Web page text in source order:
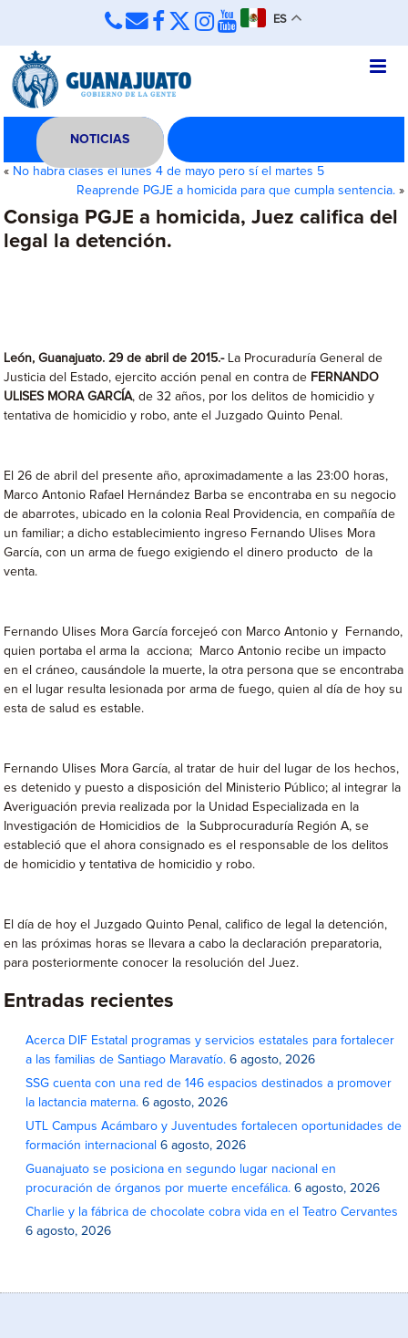
ES
NOTICIAS
« No habrá clases el lunes 4 de mayo pero sí el martes 5
Reaprende PGJE a homicida para que cumpla sentencia.»
Consiga PGJE a homicida, Juez califica del
legal la detención.
León, Guanajuato. 29 de abril de 2015.-La Procuraduría General de
Justicia del Estado, ejercito acción penal en contra de FERNANDO
ULISES MORA GARCÍA, de 32 años, por los delitos de homicidio y
tentativa de homicidio y robo, ante el Juzgado Quinto Penal.
El 26 de abril del presente año, aproximadamente a las 23:00 horas,
Marco Antonio Rafael Hernández Barba se encontraba en su negocio
de abarrotes, ubicado en la colonia Real Providencia, en compañía de
un familiar; a dicho establecimiento ingreso Fernando Ulises Mora
García, con un arma de fuego exigiendo el dinero producto de la
venta.
Fernando Ulises Mora García forcejeó con Marco Antonio y Fernando,
quien portaba el arma la acciona; Marco Antonio recibe un impacto
en el cráneo, causándole la muerte, la otra persona que se encontraba
en el lugar resulta lesionada por arma de fuego, quien al día de hoy su
esta de salud es estable.
Fernando Ulises Mora García, al tratar de huir del lugar de los hechos,
es detenido y puesto a disposición del Ministerio Público; al integrar la
Averiguación previa realizada por la Unidad Especializada en la
Investigación de Homicidios de la Subprocuraduría Región A, se
estableció que el ahora consignado es el responsable de los delitos
de homicidio y tentativa de homicidio y robo.
El día de hoy el Juzgado Quinto Penal, califico de legal la detención,
en las próximas horas se llevara a cabo la declaración preparatoria,
para posteriormente conocer la resolución del Juez.
Entradas recientes
Acerca DIF Estatal programas y servicios estatales para fortalecer
a las familias de Santiago Maravatío. 6 agosto, 2026
SSG cuenta con una red de 146 espacios destinados a promover
la lactancia materna. 6 agosto, 2026
UTL Campus Acámbaro y Juventudes fortalecen oportunidades de
formación internacional 6 agosto, 2026
Guanajuato se posiciona en segundo lugar nacional en
procuración de órganos por muerte encefálica. 6 agosto, 2026
Charlie y la fábrica de chocolate cobra vida en el Teatro Cervantes
6 agosto, 2026